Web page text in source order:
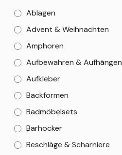
Ablagen
Advent & Weihnachten
Amphoren
Aufbewahren & Aufhängen
Aufkleber
Backformen
Badmöbelsets
Barhocker
Beschläge & Scharniere